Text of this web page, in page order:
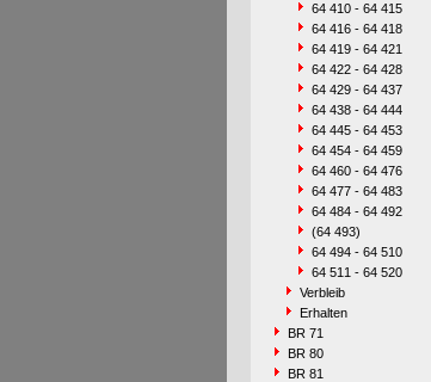
64 410 - 64 415
64 416 - 64 418
64 419 - 64 421
64 422 - 64 428
64 429 - 64 437
64 438 - 64 444
64 445 - 64 453
64 454 - 64 459
64 460 - 64 476
64 477 - 64 483
64 484 - 64 492
(64 493)
64 494 - 64 510
64 511 - 64 520
Verbleib
Erhalten
BR 71
BR 80
BR 81